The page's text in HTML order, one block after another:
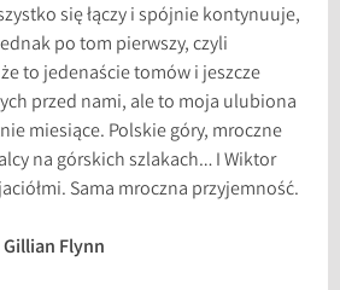
się łączy i spójnie kontynuuje,
po tom pierwszy, czyli
to jedenaście tomów i jeszcze
przed nami, ale to moja ulubiona
miesiące. Polskie góry, mroczne
na górskich szlakach… I Wiktor
Sama mroczna przyjemność.
Flynn